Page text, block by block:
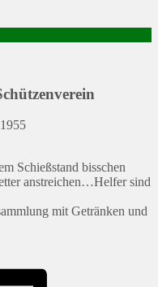
Schießstand bisschen
anstreichen…Helfer sind
mit Getränken und